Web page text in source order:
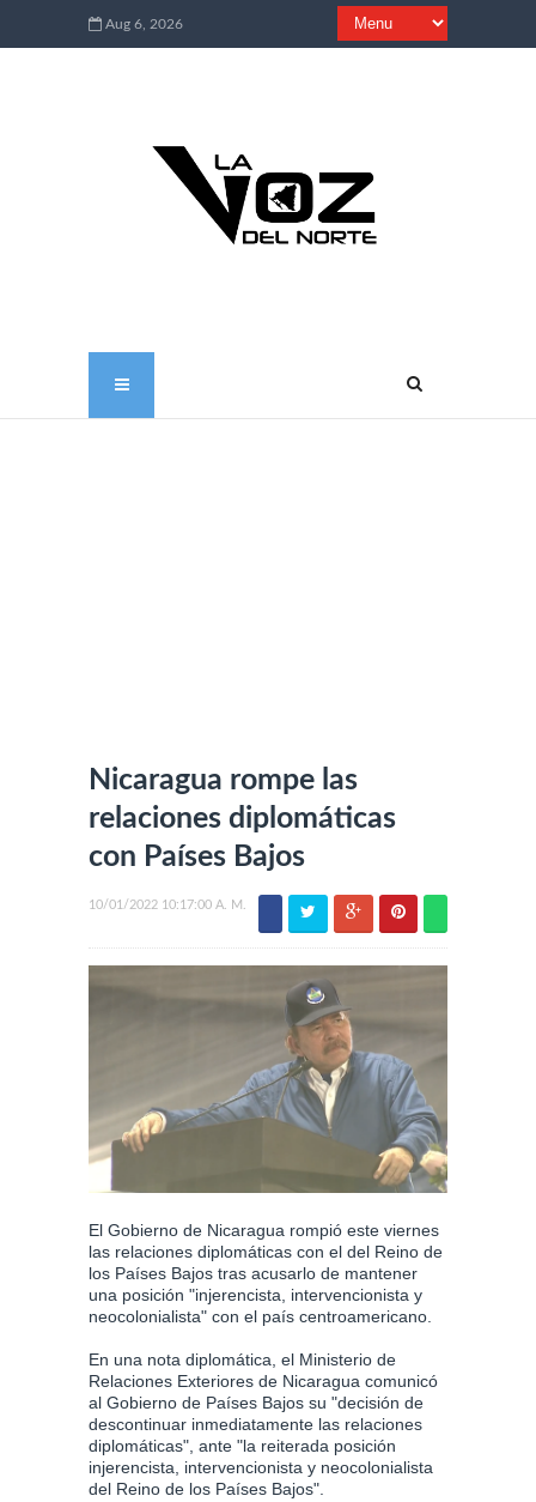
Aug 6, 2026
Nicaragua rompe las
relaciones diplomáticas
con Países Bajos
10/01/2022 10:17:00 A. M.
El Gobierno de Nicaragua rompió este viernes
las relaciones diplomáticas con el del Reino de
los Países Bajos tras acusarlo de mantener
una posición "injerencista, intervencionista y
neocolonialista" con el país centroamericano.
En una nota diplomática, el Ministerio de
Relaciones Exteriores de Nicaragua comunicó
al Gobierno de Países Bajos su "decisión de
descontinuar inmediatamente las relaciones
diplomáticas", ante "la reiterada posición
injerencista, intervencionista y neocolonialista
del Reino de los Países Bajos".